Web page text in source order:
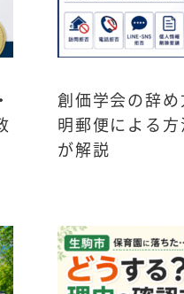
創価学会の辞
明郵便による
が解説